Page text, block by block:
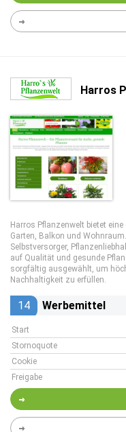
Harros
Harros Pflanzenwelt bietet
Garten, Balkon und
Selbstversorger,
auf Qualität und gesunde
sorgfältig ausgewählt, um
Nachhaltigkeit zu erfüllen.
14 Werbemittel
Start
Stornoquote
Cookie
Freigabe